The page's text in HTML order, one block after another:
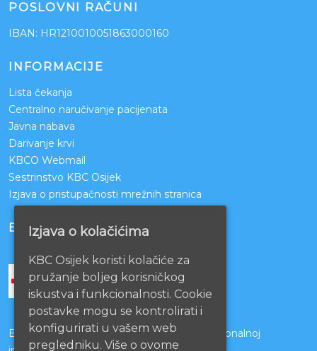
POSLOVNI RAČUNI
IBAN: HR1210010051863000160
INFORMACIJE
Lista čekanja
Centralno naručivanje pacijenata
Javna nabava
Darivanje krvi
KBCO Webmail
Sestrinstvo KBC Osijek
Izjava o pristupačnosti mrežnih stranica
BOLNICE PARTNERI
Bolnice s kojima je potpisan ugovor o funkcionalnoj
Izjava o kolačićima
KBC Osijek koristi kolačiće za
pružanje boljeg korisničkog
iskustva i funkcionalnosti. Cookie
postavke mogu se kontrolirati i
konfigurirati u vašem web
pregledniku. Više o ovome